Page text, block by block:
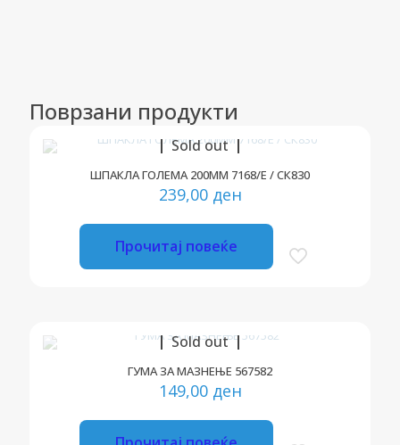
Поврзани продукти
Sold out
ШПАКЛА ГОЛЕМА 200ММ 7168/Е / СК830
239,00 ден
Прочитај повеќе
Sold out
ГУМА ЗА МАЗНЕЊЕ 567582
149,00 ден